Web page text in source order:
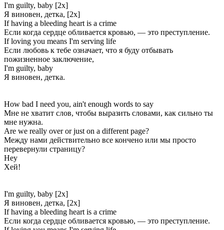
I'm guilty, baby [2x]
Я виновен, детка, [2x]
If having a bleeding heart is a crime
Если когда сердце обливается кровью, — это преступление.
If loving you means I'm serving life
Если любовь к тебе означает, что я буду отбывать
пожизненное заключение,
I'm guilty, baby
Я виновен, детка.
How bad I need you, ain't enough words to say
Мне не хватит слов, чтобы выразить словами, как сильно ты
мне нужна.
Are we really over or just on a different page?
Между нами действительно все кончено или мы просто
перевернули страницу?
Hey
Хей!
I'm guilty, baby [2x]
Я виновен, детка, [2x]
If having a bleeding heart is a crime
Если когда сердце обливается кровью, — это преступление.